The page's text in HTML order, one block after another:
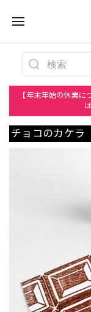
【年末年始の休業
チョコのカケラ